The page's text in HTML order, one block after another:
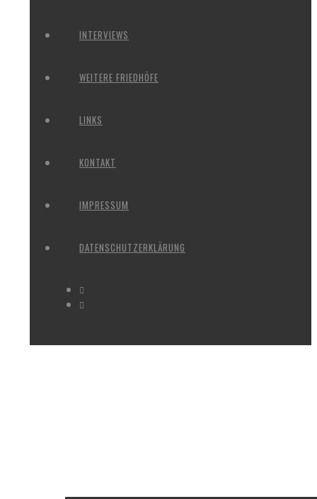
INTERVIEWS
WEITERE FRIEDHÖFE
LINKS
KONTAKT
IMPRESSUM
DATENSCHUTZERKLÄRUNG